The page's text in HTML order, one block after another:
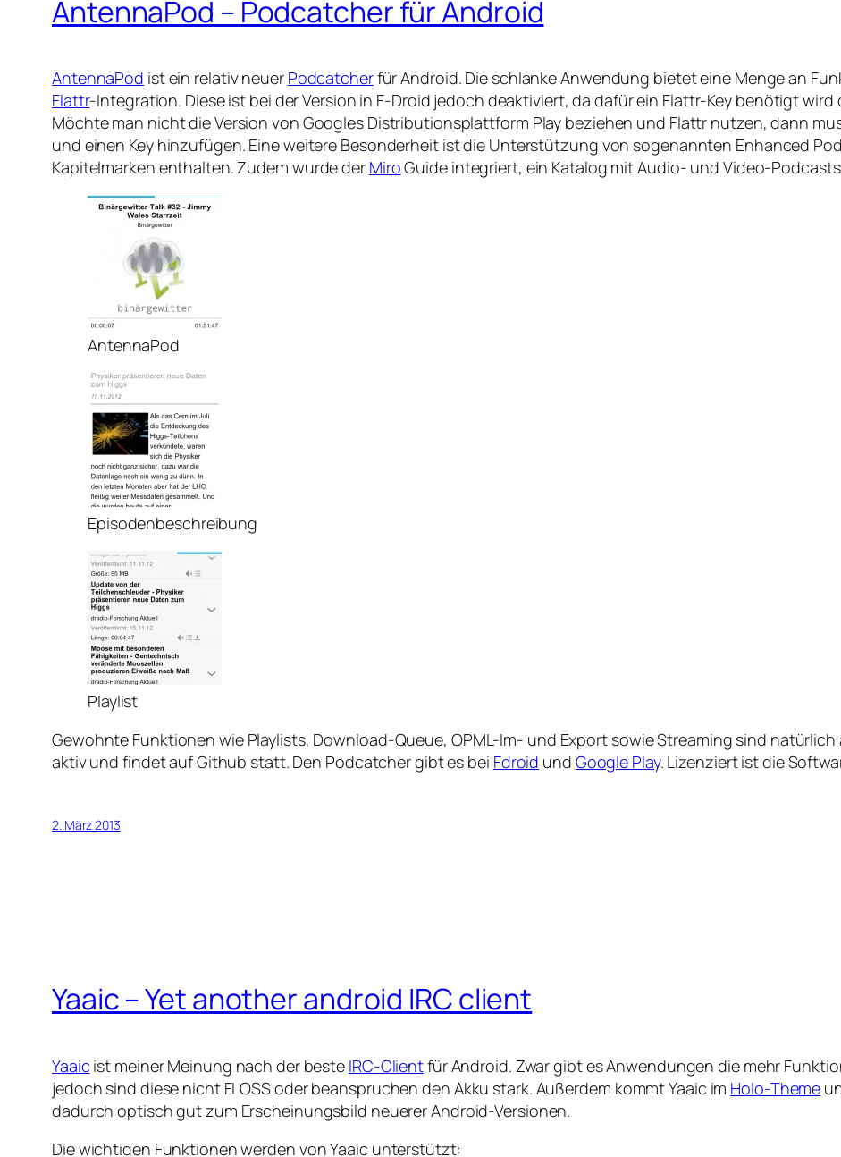
AntennaPod – Podcatcher für Android
AntennaPod ist ein relativ neuer Podcatcherfür Android. Die schlanke Anwendung bietet eine Menge an
Flattr-Integration. Diese ist bei der Version in F-Droid jedoch deaktiviert, da dafür ein Flattr-Key benötigt
Möchte man nicht die Version von Googles Distributionsplattform Play beziehen und Flattr nutzen, dann
und einen Key hinzufügen. Eine weitere Besonderheit ist die Unterstützung von sogenannten Enhanced
Kapitelmarken enthalten. Zudem wurde der MiroGuideintegriert, ein Katalog mit Audio- und Video-
AntennaPod
Episodenbeschreibung
Playlist
Gewohnte Funktionen wie Playlists, Download-Queue, OPML-Im- und Export sowie Streaming sind
aktiv und findet auf Github statt. Den Podcatcher gibt es bei Fdroid und Google Play. Lizenziert ist die
2. März 2013
Yaaic – Yet another android IRC client
Yaaic ist meiner Meinung nach der beste IRC-Clientfür Android. Zwar gibt es Anwendungen die mehr
jedoch sind diese nicht FLOSS oder beanspruchen den Akku stark. Außerdem kommt Yaaic im Holo-Theme
dadurch optisch gut zum Erscheinungsbild neuerer Android-Versionen.
Die wichtigen Funktionen werden von Yaaic unterstützt: